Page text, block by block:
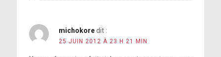
michokore dit :
25 JUIN 2012 À 23 H 21 MIN